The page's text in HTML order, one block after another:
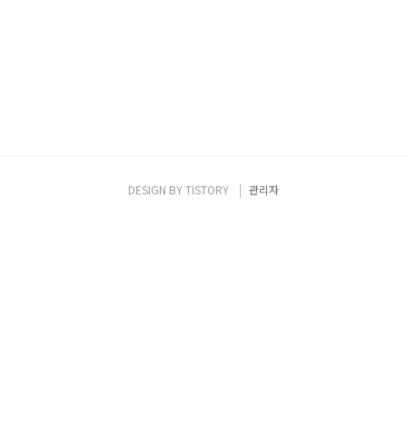
DESIGN BYTISTORY 관리자